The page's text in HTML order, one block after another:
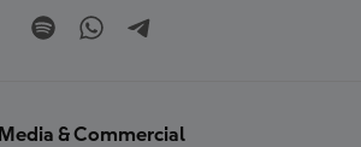
Media & Commercial